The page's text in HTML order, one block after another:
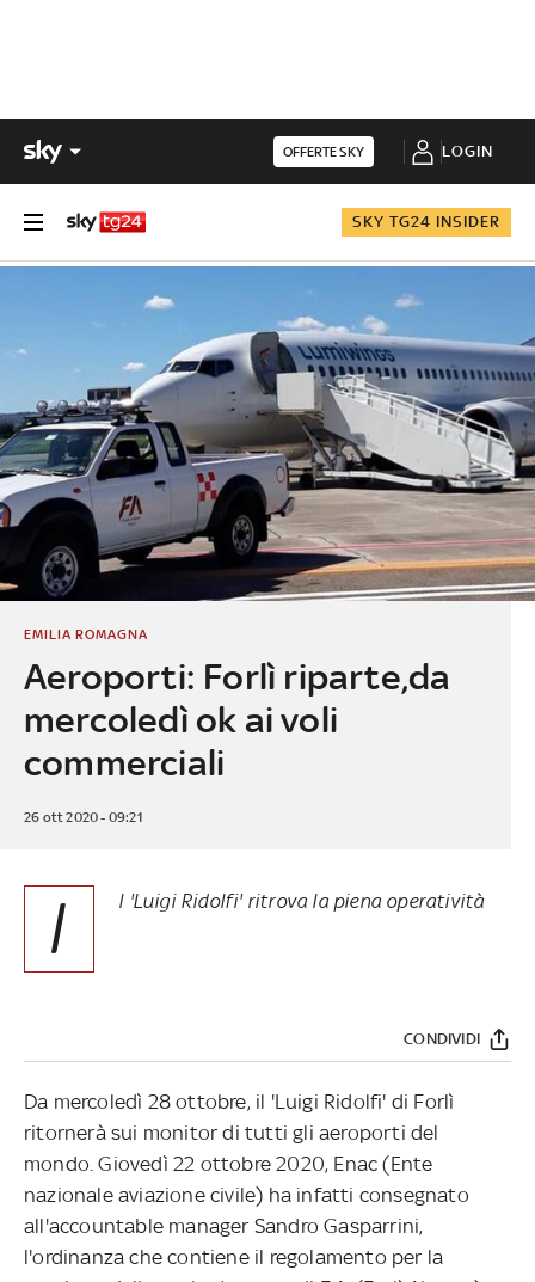
OFFERTE SKY LOGIN
SKY TG24 INSIDER
Aeroporti: Forlì riparte,da
mercoledì ok ai voli
commerciali
EMILIA ROMAGNA
26 ott 2020 - 09:21
I l 'Luigi Ridolfi' ritrova la piena operatività
CONDIVIDI
Da mercoledì 28 ottobre, il 'Luigi Ridolfi' di Forlì
ritornerà sui monitor di tutti gli aeroporti del
mondo. Giovedì 22 ottobre 2020, Enac (Ente
nazionale aviazione civile) ha infatti consegnato
all'accountable manager Sandro Gasparrini,
l'ordinanza che contiene il regolamento per la